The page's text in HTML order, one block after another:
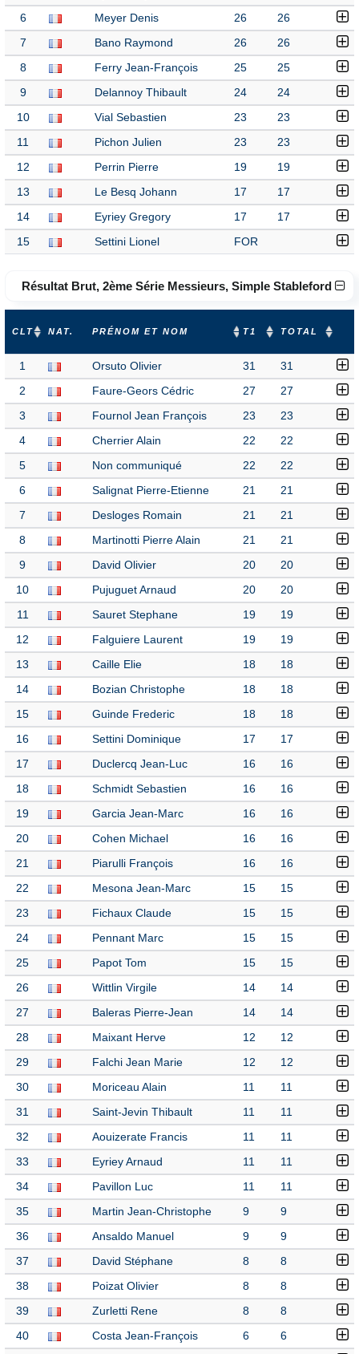
6 Meyer Denis 26 26
7 Bano Raymond 26 26
8 Ferry Jean-François 25 25
9 Delannoy Thibault 24 24
10 Vial Sebastien 23 23
11 Pichon Julien 23 23
12 Perrin Pierre 19 19
13 Le Besq Johann 17 17
14 Eyriey Gregory 17 17
15 Settini Lionel FOR
Résultat Brut, 2ème Série Messieurs, Simple Stableford
CLT NAT. PRÉNOM ET NOM T1 TOTAL
1 Orsuto Olivier 31 31
2 Faure-Geors Cédric 27 27
3 Fournol Jean François 23 23
4 Cherrier Alain 22 22
5 Non communiqué 22 22
6 Salignat Pierre-Etienne 21 21
7 Desloges Romain 21 21
8 Martinotti Pierre Alain 21 21
9 David Olivier 20 20
10 Pujuguet Arnaud 20 20
11 Sauret Stephane 19 19
12 Falguiere Laurent 19 19
13 Caille Elie 18 18
14 Bozian Christophe 18 18
15 Guinde Frederic 18 18
16 Settini Dominique 17 17
17 Duclercq Jean-Luc 16 16
18 Schmidt Sebastien 16 16
19 Garcia Jean-Marc 16 16
20 Cohen Michael 16 16
21 Piarulli François 16 16
22 Mesona Jean-Marc 15 15
23 Fichaux Claude 15 15
24 Pennant Marc 15 15
25 Papot Tom 15 15
26 Wittlin Virgile 14 14
27 Baleras Pierre-Jean 14 14
28 Maixant Herve 12 12
29 Falchi Jean Marie 12 12
30 Moriceau Alain 11 11
31 Saint-Jevin Thibault 11 11
32 Aouizerate Francis 11 11
33 Eyriey Arnaud 11 11
34 Pavillon Luc 11 11
35 Martin Jean-Christophe 9 9
36 Ansaldo Manuel 9 9
37 David Stéphane 8 8
38 Poizat Olivier 8 8
39 Zurletti Rene 8 8
40 Costa Jean-François 6 6